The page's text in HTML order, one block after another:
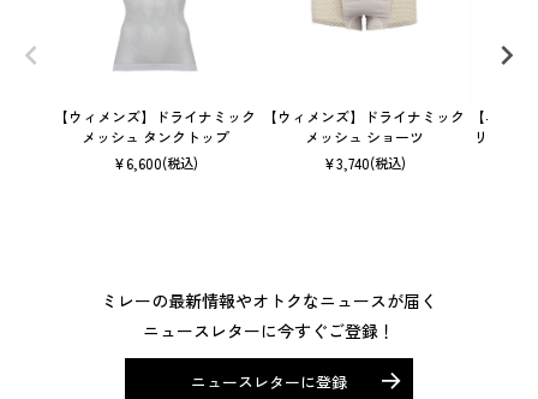
【ウィメンズ】ドライナミック
メッシュ タンクトップ
¥6,600(税込)
【ウィメンズ】ドライナミック
メッシュ ショーツ
¥3,740(税込)
【ユニ
リック
ミレーの最新情報やオトクなニュースが届く
ニュースレターに今すぐご登録！
ニュースレターに登録